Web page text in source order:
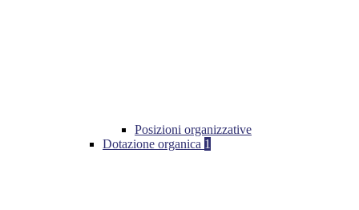
Posizioni organizzative
Dotazione organica 1